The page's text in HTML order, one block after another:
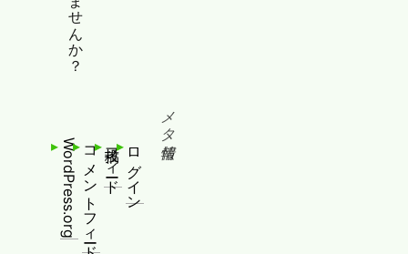
メタ情報
ログイン
投稿フィード
コメントフィード
WordPress.org